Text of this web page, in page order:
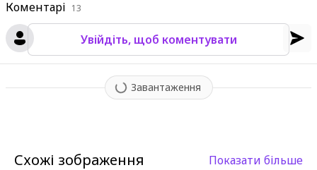
Коментарі 13
Увійдіть, щоб коментувати
Завантаження
Схожі зображення Показати більше